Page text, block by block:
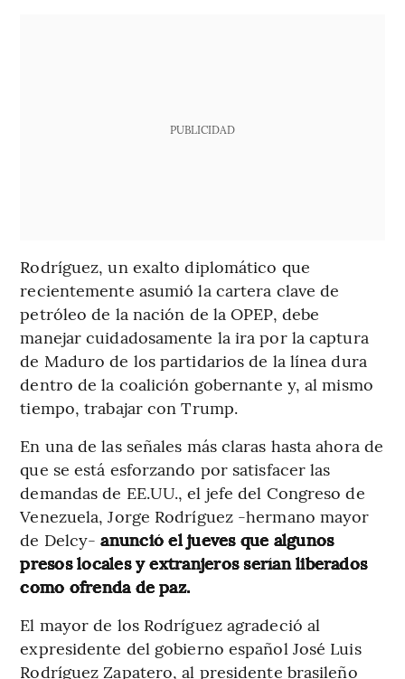
PUBLICIDAD
Rodríguez, un exalto diplomático que
recientemente asumió la cartera clave de
petróleo de la nación de la OPEP, debe
manejar cuidadosamente la ira por la captura
de Maduro de los partidarios de la línea dura
dentro de la coalición gobernante y, al mismo
tiempo, trabajar con Trump.
En una de las señales más claras hasta ahora de
que se está esforzando por satisfacer las
demandas de EE.UU., el jefe del Congreso de
Venezuela, Jorge Rodríguez -hermano mayor
de Delcy-anunció el jueves que algunos
presos locales y extranjeros serían liberados
como ofrenda de paz.
El mayor de los Rodríguez agradeció al
expresidente del gobierno español José Luis
Rodríguez Zapatero, al presidente brasileño